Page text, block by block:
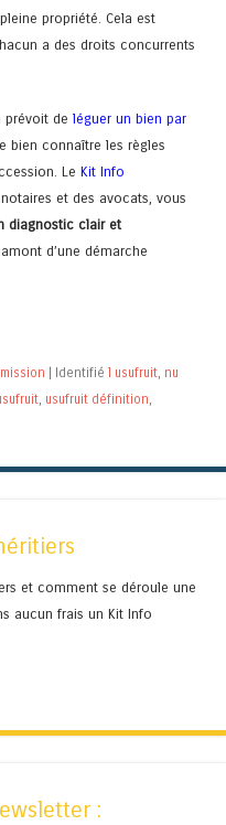
propriété. Cela est
a des droits concurrents
prévoit de léguer un bien par
bien connaître les règles
Le Kit Info
et des avocats, vous
diagnostic clair et
amont d’une démarche
Identifié l usufruit, nu
, usufruit définition,
et comment se déroule une
aucun frais un Kit Info
: